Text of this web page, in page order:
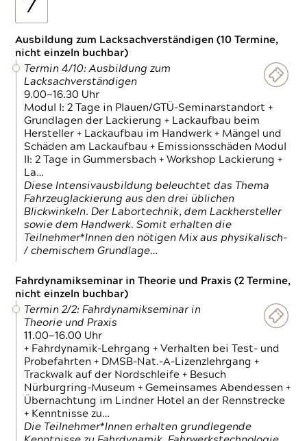
7
Ausbildung zum Lacksachverständigen (10 Termine,
nicht einzeln buchbar)
Termin 4/10: Ausbildung zum
Lacksachverständigen
9.00—16.30 Uhr
Modul I: 2 Tage in Plauen/GTÜ-Seminarstandort +
Grundlagen der Lackierung + Lackaufbau beim
Hersteller + Lackaufbau im Handwerk + Mängel und
Schäden am Lackaufbau + Emissionsschäden Modul
II: 2 Tage in Gummersbach + Workshop Lackierung +
La…
Diese Intensivausbildung beleuchtet das Thema
Fahrzeuglackierung aus den drei üblichen
Blickwinkeln. Der Labortechnik, dem Lackhersteller
sowie dem Handwerk. Somit erhalten die
Teilnehmer*Innen den nötigen Mix aus physikalisch-
/ chemischem Grundlage…
Fahrdynamikseminar in Theorie und Praxis (2 Termine,
nicht einzeln buchbar)
Termin 2/2: Fahrdynamikseminar in
Theorie und Praxis
11.00—16.00 Uhr
+ Fahrdynamik-Lehrgang + Verhalten bei Test- und
Probefahrten + DMSB-Nat.-A-Lizenzlehrgang +
Trackwalk auf der Nordschleife + Besuch
Nürburgring-Museum + Gemeinsames Abendessen +
Übernachtung im Lindner Hotel an der Rennstrecke
+ Kenntnisse zu…
Die Teilnehmer*Innen erhalten grundlegende